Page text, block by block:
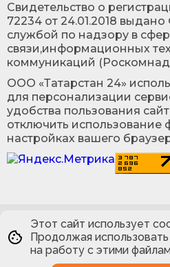
Cвидетельство о
72234 от 24.01.2018
службой по надзору в
связи,информационных
коммуникаций
ООО «Татарстан 24»
для персонализации
удобства пользования
отключить использование
настройках вашего
Этот сайт использует
Продолжая
на работу с этими